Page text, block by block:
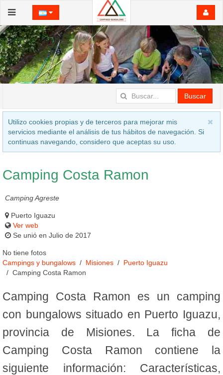
Buscar
Utilizo cookies propias y de terceros para mejorar mis
servicios mediante el análisis de tus hábitos de navegación. Si
continuas navegando, considero que aceptas su uso.
Camping Costa Ramon
Camping Agreste
Puerto Iguazu
Ver web
Se unió en Julio de 2017
No tiene fotos
Campings y bungalows
Misiones
Puerto Iguazu
Camping Costa Ramon
Camping Costa Ramon es un camping
con bungalows situado en Puerto Iguazu,
provincia de Misiones. La ficha de
Camping Costa Ramon contiene la
siguiente información: Características,